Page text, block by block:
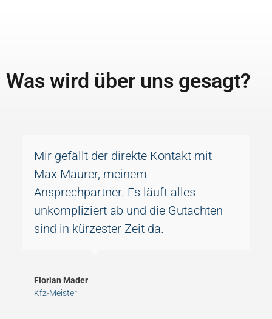
Was wird über uns gesagt?
Mir gefällt der direkte Kontakt mit
Max Maurer, meinem
Ansprechpartner. Es läuft alles
unkompliziert ab und die Gutachten
sind in kürzester Zeit da.
Florian Mader
Kfz-Meister